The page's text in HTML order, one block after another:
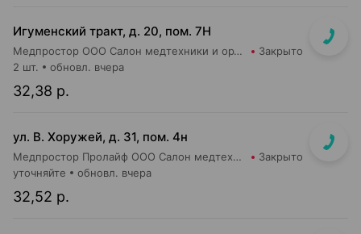
Игуменский тракт, д. 20, пом. 7Н
Медпростор ООО Салон медтехники и ортопедии №4 Закрыто
32,38 р.
2 шт. обновл. вчера
ул. В. Хоружей, д. 31, пом. 4н
Медпростор Пролайф ООО Салон медтехники и ортопедии №51 Закрыто
32,52 р.
уточняйте обновл. вчера